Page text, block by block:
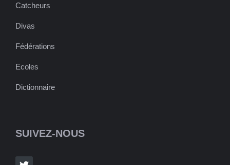
Catcheurs
Divas
Fédérations
Ecoles
Dictionnaire
SUIVEZ-NOUS